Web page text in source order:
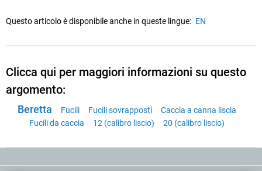
Questo articolo è disponibile anche in queste lingue: EN
Clicca qui per maggiori informazioni su questo
argomento:
Beretta Fucili Fucili sovrapposti
Caccia a canna liscia
Fucili da caccia
12 (calibro liscio) 20 (calibro liscio)